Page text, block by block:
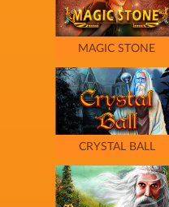
MAGIC STONE
CRYSTAL BALL